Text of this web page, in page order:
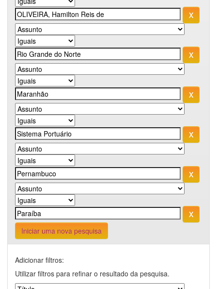
Iniciar uma nova pesquisa
Adicionar filtros:
Utilizar filtros para refinar o resultado da pesquisa.